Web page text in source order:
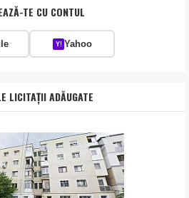
TE CU CONTUL
Y! Yahoo
LICITAȚII ADĂUGATE